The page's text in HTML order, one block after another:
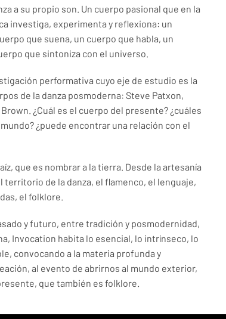
a su propio son. Un cuerpo pasional que en la
investiga, experimenta y reflexiona: un
que suena, un cuerpo que habla, un
que sintoniza con el universo.
performativa cuyo eje de estudio es la
de la danza posmoderna: Steve Patxon,
¿Cuál es el cuerpo del presente? ¿cuáles
¿puede encontrar una relación con el
que es nombrar a la tierra. Desde la artesanía
territorio de la danza, el flamenco, el lenguaje,
el folklore.
y futuro, entre tradición y posmodernidad,
Invocation habita lo esencial, lo intrínseco, lo
convocando a la materia profunda y
al evento de abrirnos al mundo exterior,
que también es folklore.